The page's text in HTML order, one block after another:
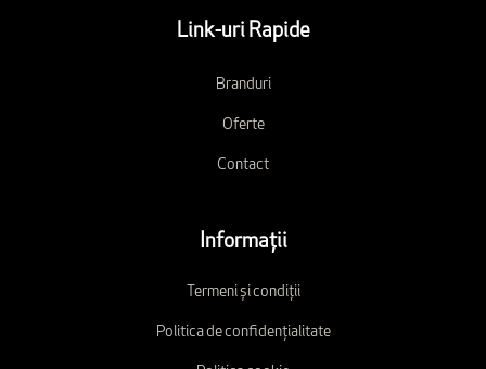
Link-uri Rapide
Branduri
Oferte
Contact
Informații
Termeni și condiții
Politica de confidențialitate